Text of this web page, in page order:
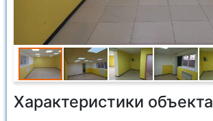
Характеристики объекта